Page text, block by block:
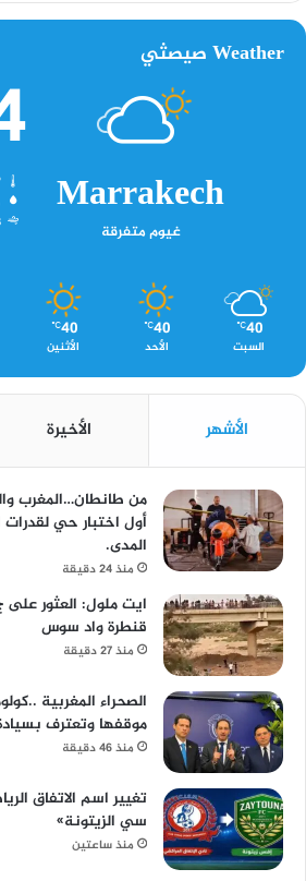
Weather صيصثي
Marrakech
غيوم متفرقة
40
℃
السبت
40
℃
الأحد
40
℃
الأثنين
الأشهر الأخيرة
من طانطان…المغرب
أول اختبار حي لقدرات
المدى.
منذ 24 دقيقة
ايت ملول: العثور
قنطرة واد سوس
منذ 27 دقيقة
الصحراء المغربية
موقفها وتعترف
منذ 46 دقيقة
تغيير اسم الاتفاق
سي الزيتونة»
منذ ساعتين